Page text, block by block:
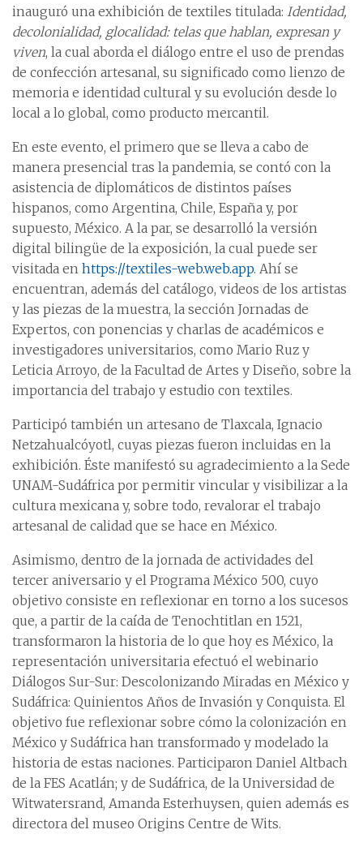
inauguró una exhibición de textiles titulada: Identidad,
decolonialidad, glocalidad: telas que hablan, expresan y
viven, la cual aborda el diálogo entre el uso de prendas
de confección artesanal, su significado como lienzo de
memoria e identidad cultural y su evolución desde lo
local a lo global, como producto mercantil.
En este evento, el primero que se lleva a cabo de
manera presencial tras la pandemia, se contó con la
asistencia de diplomáticos de distintos países
hispanos, como Argentina, Chile, España y, por
supuesto, México. A la par, se desarrolló la versión
digital bilingüe de la exposición, la cual puede ser
visitada en https://textiles-web.web.app. Ahí se
encuentran, además del catálogo, videos de los artistas
y las piezas de la muestra, la sección Jornadas de
Expertos, con ponencias y charlas de académicos e
investigadores universitarios, como Mario Ruz y
Leticia Arroyo, de la Facultad de Artes y Diseño, sobre la
importancia del trabajo y estudio con textiles.
Participó también un artesano de Tlaxcala, Ignacio
Netzahualcóyotl, cuyas piezas fueron incluidas en la
exhibición. Éste manifestó su agradecimiento a la Sede
UNAM-Sudáfrica por permitir vincular y visibilizar a la
cultura mexicana y, sobre todo, revalorar el trabajo
artesanal de calidad que se hace en México.
Asimismo, dentro de la jornada de actividades del
tercer aniversario y el Programa México 500, cuyo
objetivo consiste en reflexionar en torno a los sucesos
que, a partir de la caída de Tenochtitlan en 1521,
transformaron la historia de lo que hoy es México, la
representación universitaria efectuó el webinario
Diálogos Sur-Sur: Descolonizando Miradas en México y
Sudáfrica: Quinientos Años de Invasión y Conquista. El
objetivo fue reflexionar sobre cómo la colonización en
México y Sudáfrica han transformado y modelado la
historia de estas naciones. Participaron Daniel Altbach
de la FES Acatlán; y de Sudáfrica, de la Universidad de
Witwatersrand, Amanda Esterhuysen, quien además es
directora del museo Origins Centre de Wits.